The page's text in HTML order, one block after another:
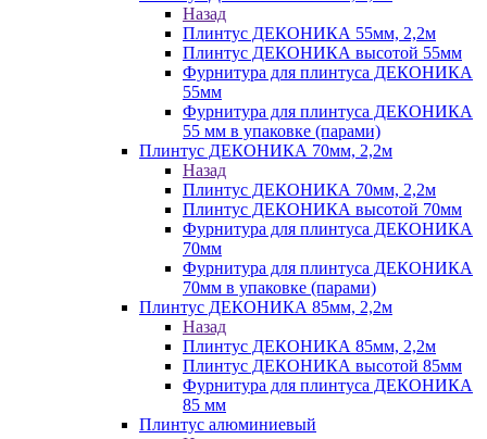
Назад
Плинтус ДЕКОНИКА 55мм, 2,2м
Плинтус ДЕКОНИКА высотой 55мм
Фурнитура для плинтуса ДЕКОНИКА
55мм
Фурнитура для плинтуса ДЕКОНИКА
55 мм в упаковке (парами)
Плинтус ДЕКОНИКА 70мм, 2,2м
Назад
Плинтус ДЕКОНИКА 70мм, 2,2м
Плинтус ДЕКОНИКА высотой 70мм
Фурнитура для плинтуса ДЕКОНИКА
70мм
Фурнитура для плинтуса ДЕКОНИКА
70мм в упаковке (парами)
Плинтус ДЕКОНИКА 85мм, 2,2м
Назад
Плинтус ДЕКОНИКА 85мм, 2,2м
Плинтус ДЕКОНИКА высотой 85мм
Фурнитура для плинтуса ДЕКОНИКА
85 мм
Плинтус алюминиевый